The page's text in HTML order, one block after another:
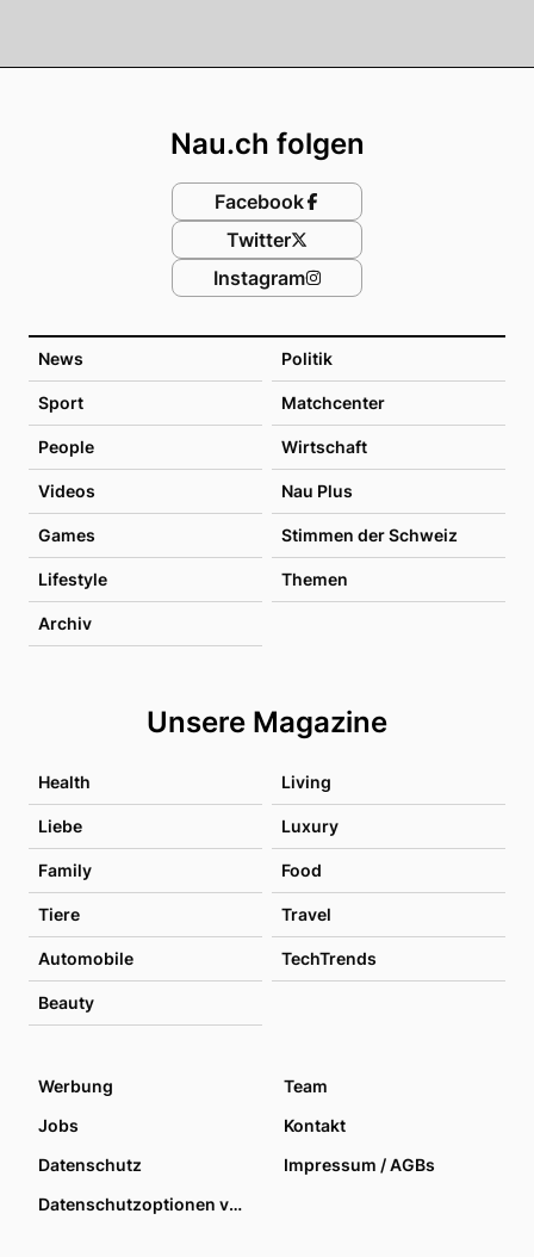
News Politik
Sport Matchcenter
People Wirtschaft
Videos Nau Plus
Games Stimmen der Schweiz
Lifestyle Themen
Archiv
Unsere Magazine
Health Living
Liebe Luxury
Family Food
Tiere Travel
Automobile TechTrends
Beauty
Nau.ch folgen
Facebook
Twitter
Instagram
Werbung
Team
Jobs
Kontakt
Datenschutz
Impressum / AGBs
Datenschutzoptionen verwalten